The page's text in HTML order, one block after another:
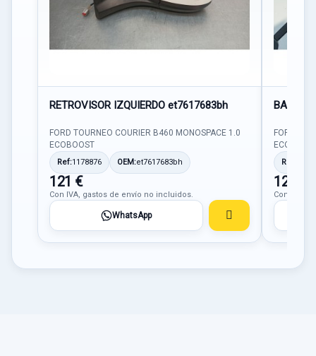
RETROVISOR IZQUIERDO et7617683bh
FORD TOURNEO COURIER B460 MONOSPACE 1.0
ECOBOOST
Ref:1178876 OEM:et7617683bh
121 €
Con IVA, gastos de envío no incluidos.
WhatsApp
FORD
Ref:
121 €
Con IVA,